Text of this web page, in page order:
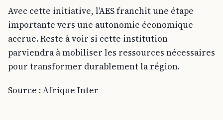
Avec cette initiative, l’AES franchit une étape
importante vers une autonomie économique
accrue. Reste à voir si cette institution
parviendra à mobiliser les ressources nécessaires
pour transformer durablement la région.
Source : Afrique Inter